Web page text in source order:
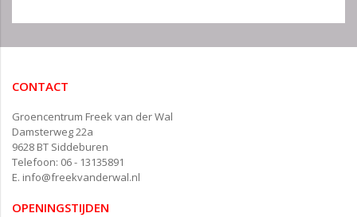
CONTACT
Groencentrum Freek van der Wal
Damsterweg 22a
9628 BT Siddeburen
Telefoon: 06 - 13135891
E. info@freekvanderwal.nl
OPENINGSTIJDEN